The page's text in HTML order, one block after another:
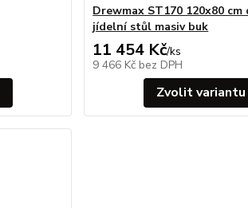
Drewmax ST170 120x80 cm
jídelní stůl masiv buk
11 454 Kč/ks
9 466 Kč bez DPH
Zvolit variantu